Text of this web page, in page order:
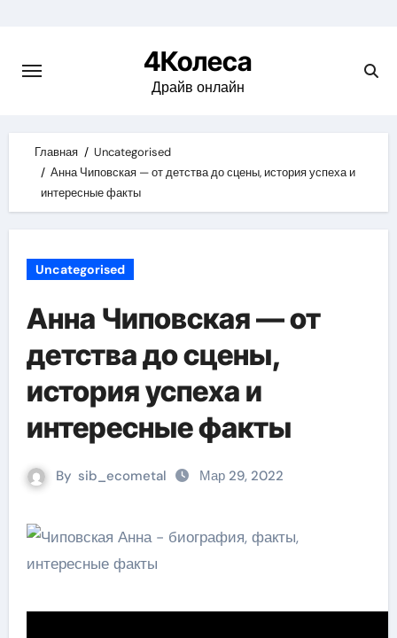
content
4Колеса
Драйв онлайн
Главная
Uncategorised
Анна Чиповская — от детства до сцены, история успеха и
интересные факты
Uncategorised
Анна Чиповская — от
детства до сцены,
история успеха и
интересные факты
By sib_ecometal Мар 29, 2022